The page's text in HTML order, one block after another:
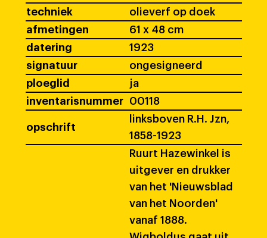
techniek
olieverf op doek
afmetingen
61 x 48 cm
datering
1923
signatuur
ongesigneerd
ploeglid
ja
inventarisnummer
00118
opschrift
linksboven R.H. Jzn,
1858-1923
Ruurt Hazewinkel is
uitgever en drukker
van het 'Nieuwsblad
van het Noorden'
vanaf 1888.